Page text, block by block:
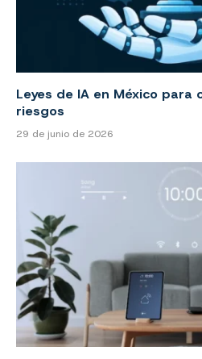
Leyes de IA en México para
riesgos
29 de junio de 2026